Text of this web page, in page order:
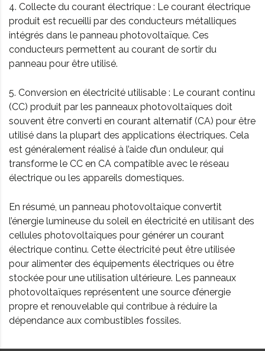
4. Collecte du courant électrique : Le courant électrique
produit est recueilli par des conducteurs métalliques
intégrés dans le panneau photovoltaïque. Ces
conducteurs permettent au courant de sortir du
panneau pour être utilisé.
5. Conversion en électricité utilisable : Le courant continu
(CC) produit par les panneaux photovoltaïques doit
souvent être converti en courant alternatif (CA) pour être
utilisé dans la plupart des applications électriques. Cela
est généralement réalisé à l’aide d’un onduleur, qui
transforme le CC en CA compatible avec le réseau
électrique ou les appareils domestiques.
En résumé, un panneau photovoltaïque convertit
l’énergie lumineuse du soleil en électricité en utilisant des
cellules photovoltaïques pour générer un courant
électrique continu. Cette électricité peut être utilisée
pour alimenter des équipements électriques ou être
stockée pour une utilisation ultérieure. Les panneaux
photovoltaïques représentent une source d’énergie
propre et renouvelable qui contribue à réduire la
dépendance aux combustibles fossiles.